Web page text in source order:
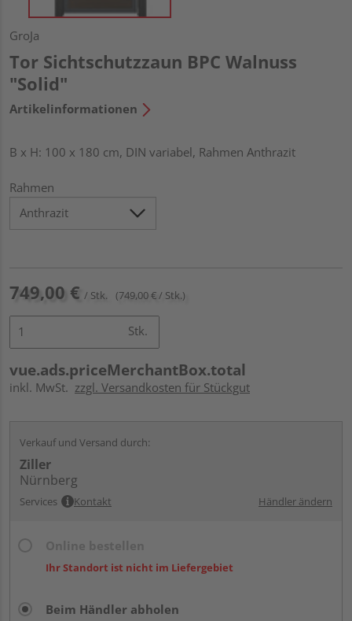
GroJa
Tor Sichtschutzzaun BPC Walnuss
"Solid"
Artikelinformationen
B x H: 100 x 180 cm, DIN variabel, Rahmen Anthrazit
Rahmen
749,00 € / Stk. (749,00 € / Stk.)
Stk.
vue.ads.priceMerchantBox.total
inkl. MwSt. zzgl. Versandkosten für Stückgut
Verkauf und Versand durch:
Ziller
Nürnberg
Services Kontakt Händler ändern
Ihr Standort ist nicht im Liefergebiet
Beim Händler abholen